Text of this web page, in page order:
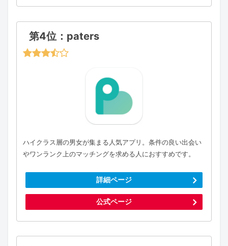
第4位：paters
ハイクラス層の男女が集まる人気アプリ。条件の良い出会い
やワンランク上のマッチングを求める人におすすめです。
詳細ページ
公式ページ